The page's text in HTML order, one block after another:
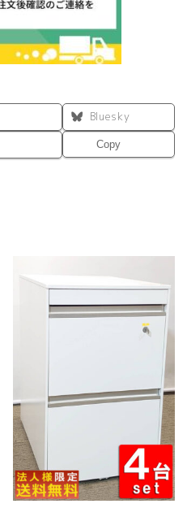
Bluesky
Copy